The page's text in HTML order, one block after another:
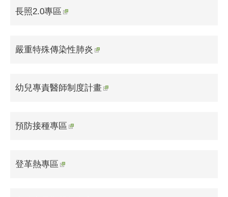
長照2.0專區
嚴重特殊傳染性肺炎
幼兒專責醫師制度計畫
預防接種專區
登革熱專區